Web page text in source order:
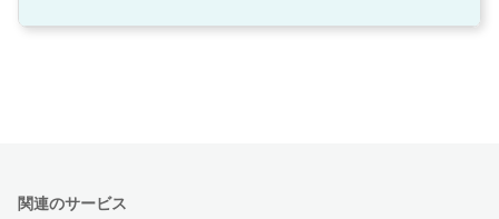
関連のサービス